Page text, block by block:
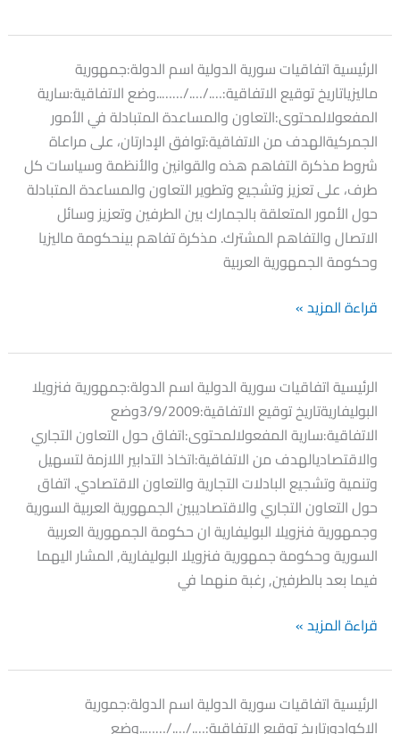
الرئيسية اتفاقيات سورية الدولية اسم الدولة:جمهورية
ماليزياتاريخ توقيع الاتفاقية:…./…./……..وضع الاتفاقية:سارية
المفعولالمحتوى:التعاون والمساعدة المتبادلة في الأمور
الجمركيةالهدف من الاتفاقية:توافق الإدارتان، على مراعاة
شروط مذكرة التفاهم هذه والقوانين والأنظمة وسياسات كل
طرف، على تعزيز وتشجيع وتطوير التعاون والمساعدة المتبادلة
حول الأمور المتعلقة بالجمارك بين الطرفين وتعزيز وسائل
الاتصال والتفاهم المشترك. مذكرة تفاهم بينحكومة ماليزيا
وحكومة الجمهورية العربية
اتفاقية
ماليزيا
قراءة المزيد »
الرئيسية اتفاقيات سورية الدولية اسم الدولة:جمهورية فنزويلا
البوليفاريةتاريخ توقيع الاتفاقية:3/9/2009وضع
الاتفاقية:سارية المفعولالمحتوى:اتفاق حول التعاون التجاري
والاقتصاديالهدف من الاتفاقية:اتخاذ التدابير اللازمة لتسهيل
وتنمية وتشجيع البادلات التجارية والتعاون الاقتصادي. اتفاق
حول التعاون التجاري والاقتصاديبين الجمهورية العربية السورية
وجمهورية فنزويلا البوليفارية ان حكومة الجمهورية العربية
السورية وحكومة جمهورية فنزويلا البوليفارية, المشار اليهما
فيما بعد بالطرفين, رغبة منهما في
اتفاقية
فنزويلا
قراءة المزيد »
الرئيسية اتفاقيات سورية الدولية اسم الدولة:جمورية
الاكوادورتاريخ توقيع الاتفاقية:…./…./……..وضع
اتفاقية
الاكوادور